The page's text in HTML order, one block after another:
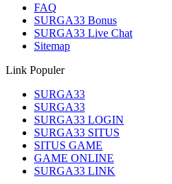
FAQ
SURGA33 Bonus
SURGA33 Live Chat
Sitemap
Link Populer
SURGA33
SURGA33
SURGA33 LOGIN
SURGA33 SITUS
SITUS GAME
GAME ONLINE
SURGA33 LINK